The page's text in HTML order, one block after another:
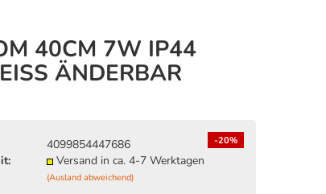
40CM 7W IP44
ÄNDERBAR
-20%
4099854447686
Versand in ca. 4-7 Werktagen
(Ausland abweichend)